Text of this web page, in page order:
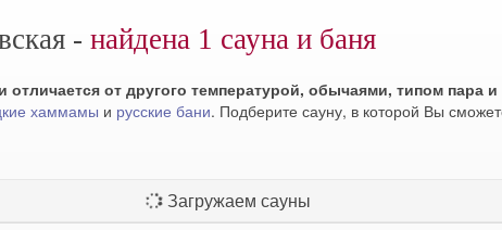
- найдена 1 сауна и баня
от другого температурой, обычаями, типом пара
хаммамы и русские бани. Подберите сауну, в которой Вы
русская банька: в ней жарко, влажно и душно. Для
чтобы Вы провели время с пользой и улыбкой
Загружаем сауны